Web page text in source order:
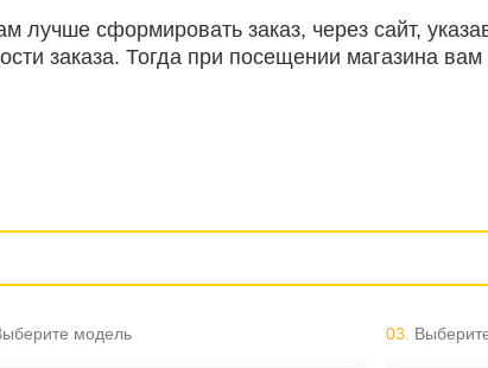
лучше сформировать заказ, через сайт,
заказа. Тогда при посещении магазина вам
модель 03.